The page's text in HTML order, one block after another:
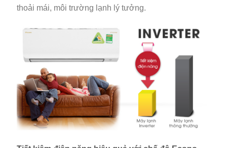
thoải mái, môi trường lạnh lý tưởng.